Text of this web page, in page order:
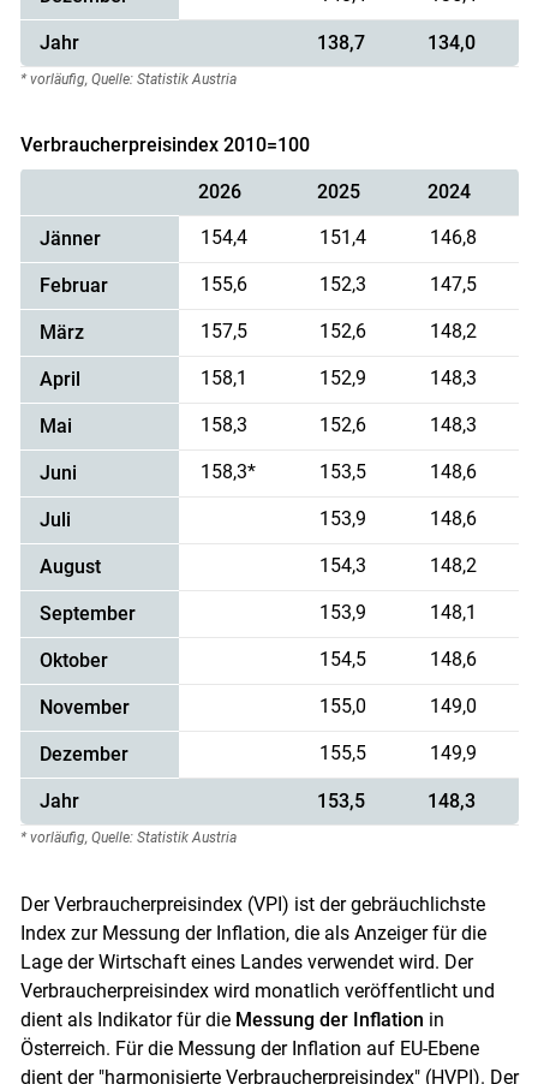
Jahr 138,7 134,0
* vorläufig, Quelle: Statistik Austria
Verbraucherpreisindex 2010=100
2026 2025 2024
Jänner 154,4 151,4 146,8
Februar 155,6 152,3 147,5
März 157,5 152,6 148,2
April 158,1 152,9 148,3
Mai 158,3 152,6 148,3
Juni 158,3* 153,5 148,6
Juli 153,9 148,6
August 154,3 148,2
September 153,9 148,1
Oktober 154,5 148,6
November 155,0 149,0
Dezember 155,5 149,9
Jahr 153,5 148,3
* vorläufig, Quelle: Statistik Austria
Der Verbraucherpreisindex (VPI) ist der gebräuchlichste
Index zur Messung der Inflation, die als Anzeiger für die
Lage der Wirtschaft eines Landes verwendet wird. Der
Verbraucherpreisindex wird monatlich veröffentlicht und
dient als Indikator für die Messung der Inflation in
Österreich. Für die Messung der Inflation auf EU-Ebene
dient der "harmonisierte Verbraucherpreisindex" (HVPI). Der